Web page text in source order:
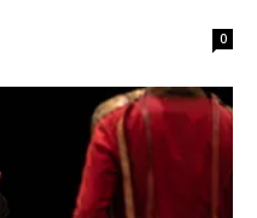
0